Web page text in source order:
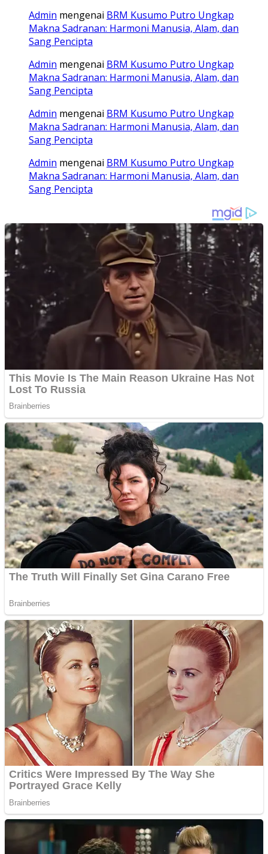
Admin mengenai BRM Kusumo Putro Ungkap
Makna Sadranan: Harmoni Manusia, Alam, dan
Sang Pencipta
Admin mengenai BRM Kusumo Putro Ungkap
Makna Sadranan: Harmoni Manusia, Alam, dan
Sang Pencipta
Admin mengenai BRM Kusumo Putro Ungkap
Makna Sadranan: Harmoni Manusia, Alam, dan
Sang Pencipta
Admin mengenai BRM Kusumo Putro Ungkap
Makna Sadranan: Harmoni Manusia, Alam, dan
Sang Pencipta